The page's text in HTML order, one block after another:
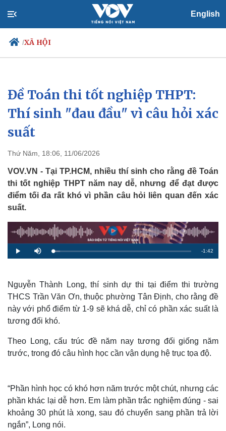
English
/XÃ HỘI
Chính trị
Đảng
Tổ chức nhân sự
Quốc hội
Xã hội
Tin 24h
Dự báo thời tiết
Đề Toán thi tốt nghiệp THPT:
Thí sinh "đau đầu" vì câu hỏi xác
suất
Thứ Năm, 18:06, 11/06/2026
VOV.VN - Tại TP.HCM, nhiều thí sinh cho rằng đề Toán
thi tốt nghiệp THPT năm nay dễ, nhưng để đạt được
điểm tối đa rất khó vì phần câu hỏi liên quan đến xác
suất.
P
l
M
u
L
o
:
5
.
2
%
R
m
a
i
n
T
-1:42
Nguyễn Thành Long, thí sinh dự thi tại điểm thi trường
THCS Trần Văn Ơn, thuộc phường Tân Định, cho rằng đề
này với phổ điểm từ 1-9 sẽ khá dễ, chỉ có phần xác suất là
tương đối khó.
Theo Long, cấu trúc đề năm nay tương đối giống năm
trước, trong đó câu hình học cần vận dụng hệ trục tọa độ.
“Phần hình học có khó hơn năm trước một chút, nhưng các
phần khác lại dễ hơn. Em làm phần trắc nghiệm đúng - sai
khoảng 30 phút là xong, sau đó chuyển sang phần trả lời
ngắn”, Long nói.